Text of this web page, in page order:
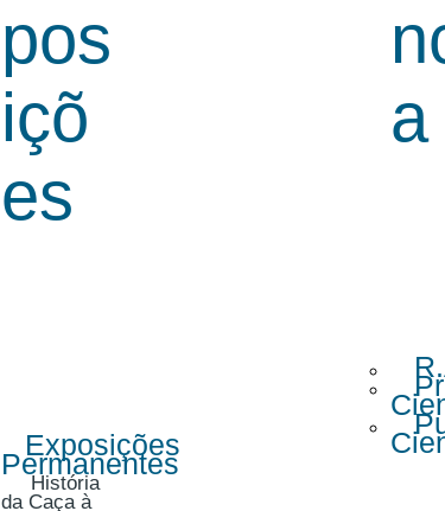
pos
içõ
es
Exposições
Permanentes
História
da Caça à
a